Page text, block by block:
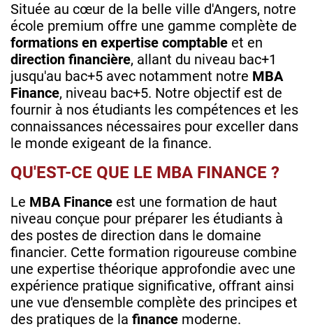
Située au cœur de la belle ville d'Angers, notre
école premium offre une gamme complète de
formations en expertise comptable et en
direction financière, allant du niveau bac+1
jusqu'au bac+5 avec notamment notre MBA
Finance, niveau bac+5. Notre objectif est de
fournir à nos étudiants les compétences et les
connaissances nécessaires pour exceller dans
le monde exigeant de la finance.
QU'EST-CE QUE LE MBA FINANCE ?
Le MBA Finance est une formation de haut
niveau conçue pour préparer les étudiants à
des postes de direction dans le domaine
financier. Cette formation rigoureuse combine
une expertise théorique approfondie avec une
expérience pratique significative, offrant ainsi
une vue d'ensemble complète des principes et
des pratiques de la finance moderne.